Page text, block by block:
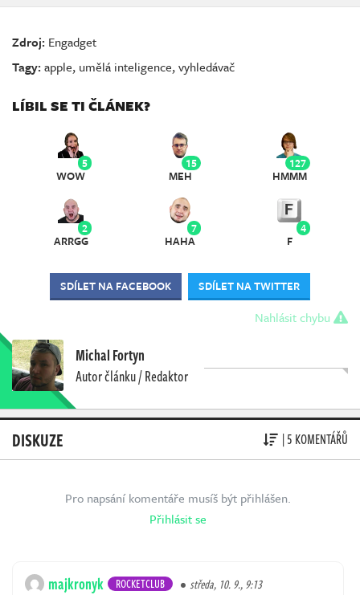
Zdroj: Engadget
Tagy:apple, umělá inteligence,vyhledávač
LÍBIL SE TI ČLÁNEK?
5
WOW
15
MEH
127
HMMM
2
ARRGG
7
HAHA
4
F
SDÍLET NA FACEBOOK SDÍLET NA TWITTER
Nahlásit chybu
Michal Fortyn
Autor článku / Redaktor
DISKUZE | 5 KOMENTÁŘŮ
Pro napsání komentáře musíš být přihlášen.
Přihlásit se
majkronyk ROCKETCLUB středa, 10. 9., 9:13